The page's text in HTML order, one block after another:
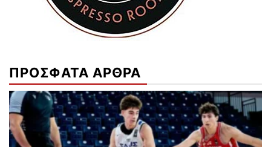
ΠΡΟΣΦΑΤΑ ΑΡΘΡΑ